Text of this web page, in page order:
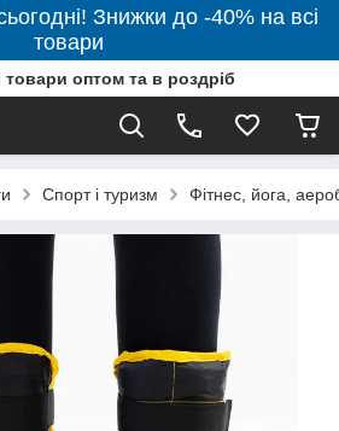
Знижки до -40% на всі
товари
оптом та в роздріб
Спорт і туризм Фітнес, йога,